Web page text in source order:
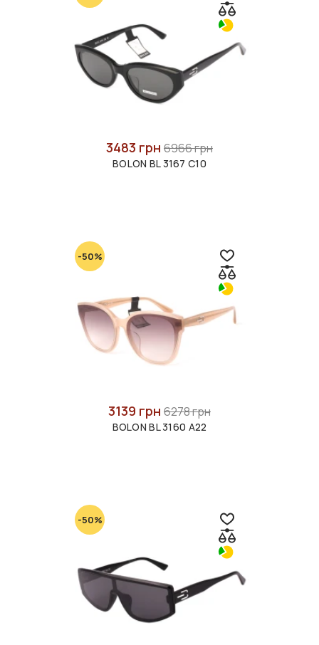
3483 грн 6966 грн
BOLON BL 3167 C10
-50%
3139 грн 6278 грн
BOLON BL 3160 A22
-50%